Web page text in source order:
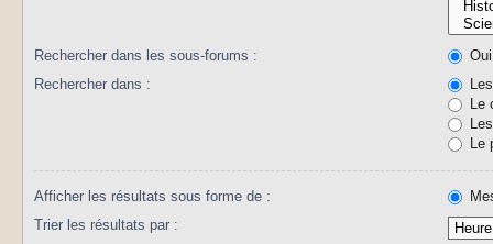
Rechercher dans les sous-forums :
Oui
Rechercher dans :
Le
Le
Afficher les résultats sous forme de :
Trier les résultats par :